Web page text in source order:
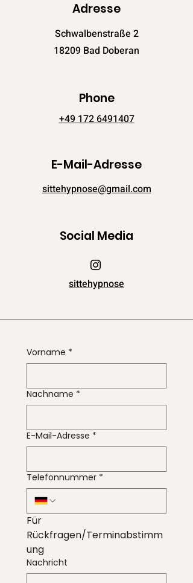
Adresse
Schwalbenstraße 2
18209 Bad Doberan
Phone
+49 172 6491407
E-Mail-Adresse
sittehypnose@gmail.com
Social Media
sittehypnose
Vorname *
Nachname *
E-Mail-Adresse *
Telefonnummer *
Für
Rückfragen/Terminabstimm
ung
Nachricht